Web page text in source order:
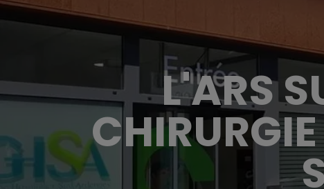
L'ARS